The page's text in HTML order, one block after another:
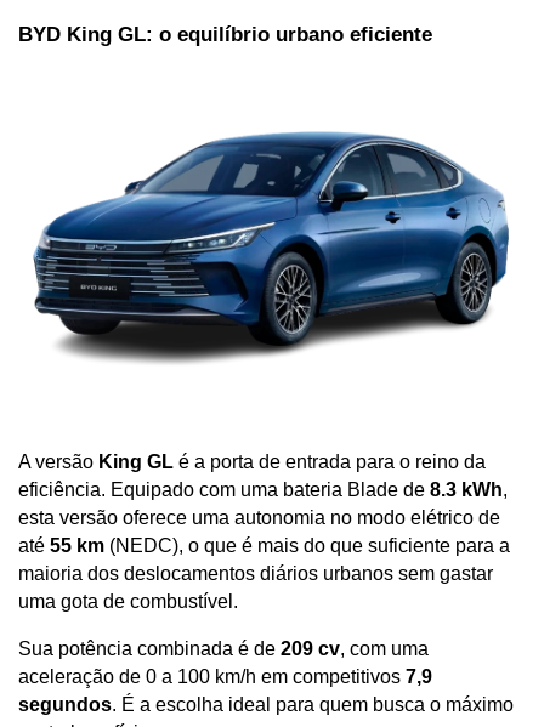
BYD King GL: o equilíbrio urbano eficiente
A versão King GL é a porta de entrada para o reino da
eficiência. Equipado com uma bateria Blade de 8.3 kWh,
esta versão oferece uma autonomia no modo elétrico de
até 55 km (NEDC), o que é mais do que suficiente para a
maioria dos deslocamentos diários urbanos sem gastar
uma gota de combustível.
Sua potência combinada é de 209 cv, com uma
aceleração de 0 a 100 km/h em competitivos 7,9
segundos. É a escolha ideal para quem busca o máximo